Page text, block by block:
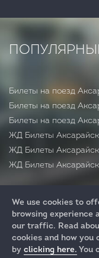
Билеты на поезд
Билеты на поезд
Билеты на поезд
ЖД Билеты
ЖД Билеты
ЖД Билеты
We use cookies to
browsing experience
our traffic. Read
cookies and how you
by clicking here. You